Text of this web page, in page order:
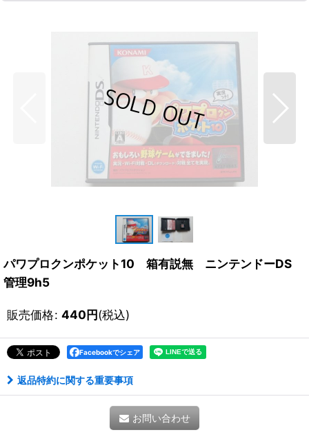
パワプロクンポケット10 箱有説無 ニンテンドーDS
管理9h5
販売価格: 440円(税込)
Facebookでシェア
返品特約に関する重要事項
お問い合わせ